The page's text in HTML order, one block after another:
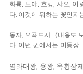
화룡, 노야, 호킹, 샤오, 이
다. 이것이 뭐하는 꽃인지
동자, 오곡도사 : (내용도
다. 이번 권에서는 미등장.
염라대왕, 용왕, 옥황상